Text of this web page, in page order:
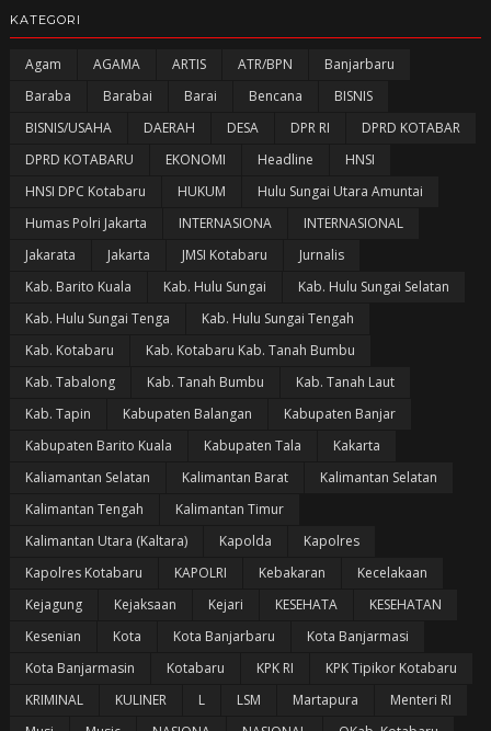
KATEGORI
Agam AGAMA ARTIS ATR/BPN
Banjarbaru
Baraba
Barabai Barai Bencana
BISNIS
BISNIS/USAHA
DAERAH DESA DPR RI
DPRD KOTABAR
DPRD KOTABARU
EKONOMI Headline
HNSI
HNSI DPC Kotabaru
HUKUM
Hulu Sungai Utara Amuntai
Humas Polri Jakarta
INTERNASIONA
INTERNASIONAL
Jakarata
Jakarta JMSI Kotabaru
Jurnalis
Kab. Barito Kuala
Kab. Hulu Sungai
Kab. Hulu Sungai Selatan
Kab. Hulu Sungai Tenga
Kab. Hulu Sungai Tengah
Kab. Kotabaru
Kab. Kotabaru Kab. Tanah Bumbu
Kab. Tabalong
Kab. Tanah Bumbu
Kab. Tanah Laut
Kab. Tapin
Kabupaten Balangan
Kabupaten Banjar
Kabupaten Barito Kuala
Kabupaten Tala
Kakarta
Kaliamantan Selatan
Kalimantan Barat
Kalimantan Selatan
Kalimantan Tengah
Kalimantan Timur
Kalimantan Utara (Kaltara)
Kapolda
Kapolres
Kapolres Kotabaru
KAPOLRI Kebakaran
Kecelakaan
Kejagung
Kejaksaan Kejari KESEHATA
KESEHATAN
Kesenian
Kota Kota Banjarbaru
Kota Banjarmasi
Kota Banjarmasin
Kotabaru KPK RI
KPK Tipikor Kotabaru
KRIMINAL
KULINER L LSM Martapura
Menteri RI